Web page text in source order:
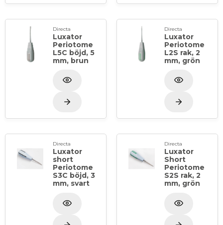
Directa
Luxator
Periotome
L5C böjd, 5
mm, brun
Directa
Luxator
Periotome
L2S rak, 2
mm, grön
Directa
Luxator
short
Periotome
S3C böjd, 3
mm, svart
Directa
Luxator
Short
Periotome
S2S rak, 2
mm, grön